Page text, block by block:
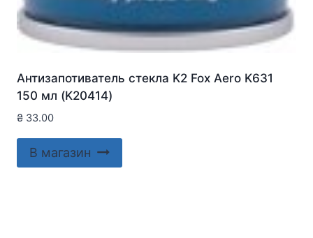
Антизапотиватель стекла K2 Fox Aero K631
150 мл (K20414)
₴ 33.00
В магазин